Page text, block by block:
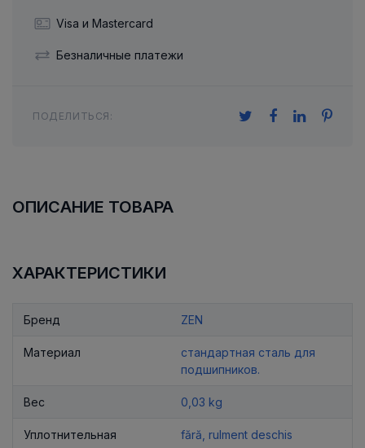
Visa и Mastercard
Безналичные платежи
ПОДЕЛИТЬСЯ:
ОПИСАНИЕ ТОВАРА
ХАРАКТЕРИСТИКИ
Бренд ZEN
Материал
стандартная сталь для
подшипников.
Вес 0,03 kg
Уплотнительная
fără, rulment deschis